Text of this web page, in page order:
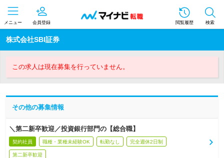
メニュー 会員登録 閲覧履歴 検索
株式会社SBI証券
この求人は現在募集を行っていません。
その他の募集情報
＼第二新卒歓迎／投資銀行部門の【総合職】
契約社員 職種・業種未経験OK 転勤なし 完全週休2日制
第二新卒歓迎